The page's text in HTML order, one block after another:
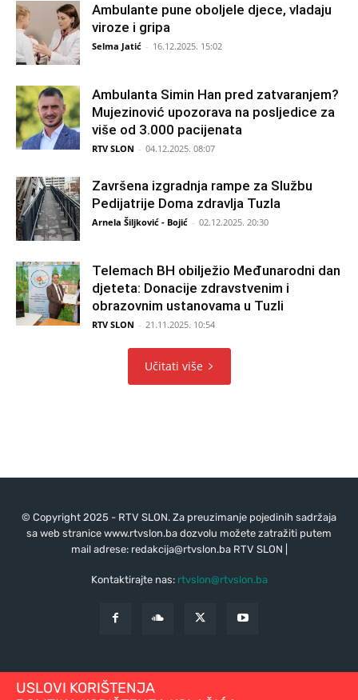
Ambulante pune oboljele djece, vladaju
viroze i gripa
Selma Jatić - 16.12.2025. 15:02
Ambulanta Simin Han pred zatvaranjem?
Mujezinović upozorava na posljedice za
više od 3.000 pacijenata
RTV SLON - 04.12.2025. 08:07
Završena izgradnja rampe za Službu
Pedijatrije Doma zdravlja Tuzla
Arnela Šiljković - Bojić - 02.12.2025. 20:30
Telemach BH obilježio Međunarodni dan
djeteta: Donacije zdravstvenim i
obrazovnim ustanovama u Tuzli
RTV SLON - 21.11.2025. 10:54
Učitati više
© Copyright 2025 - RTV SLON. Za preuzimanje pojedinih sadržaja
sa web stranice www.rtvslon.ba dozvolu možete zatražiti putem
mail adrese: redakcija@rtvslon.baRTV SLON |
Kontaktirajte nas: rtvslon@rtvslon.ba
USLOVI KORIŠTENJA